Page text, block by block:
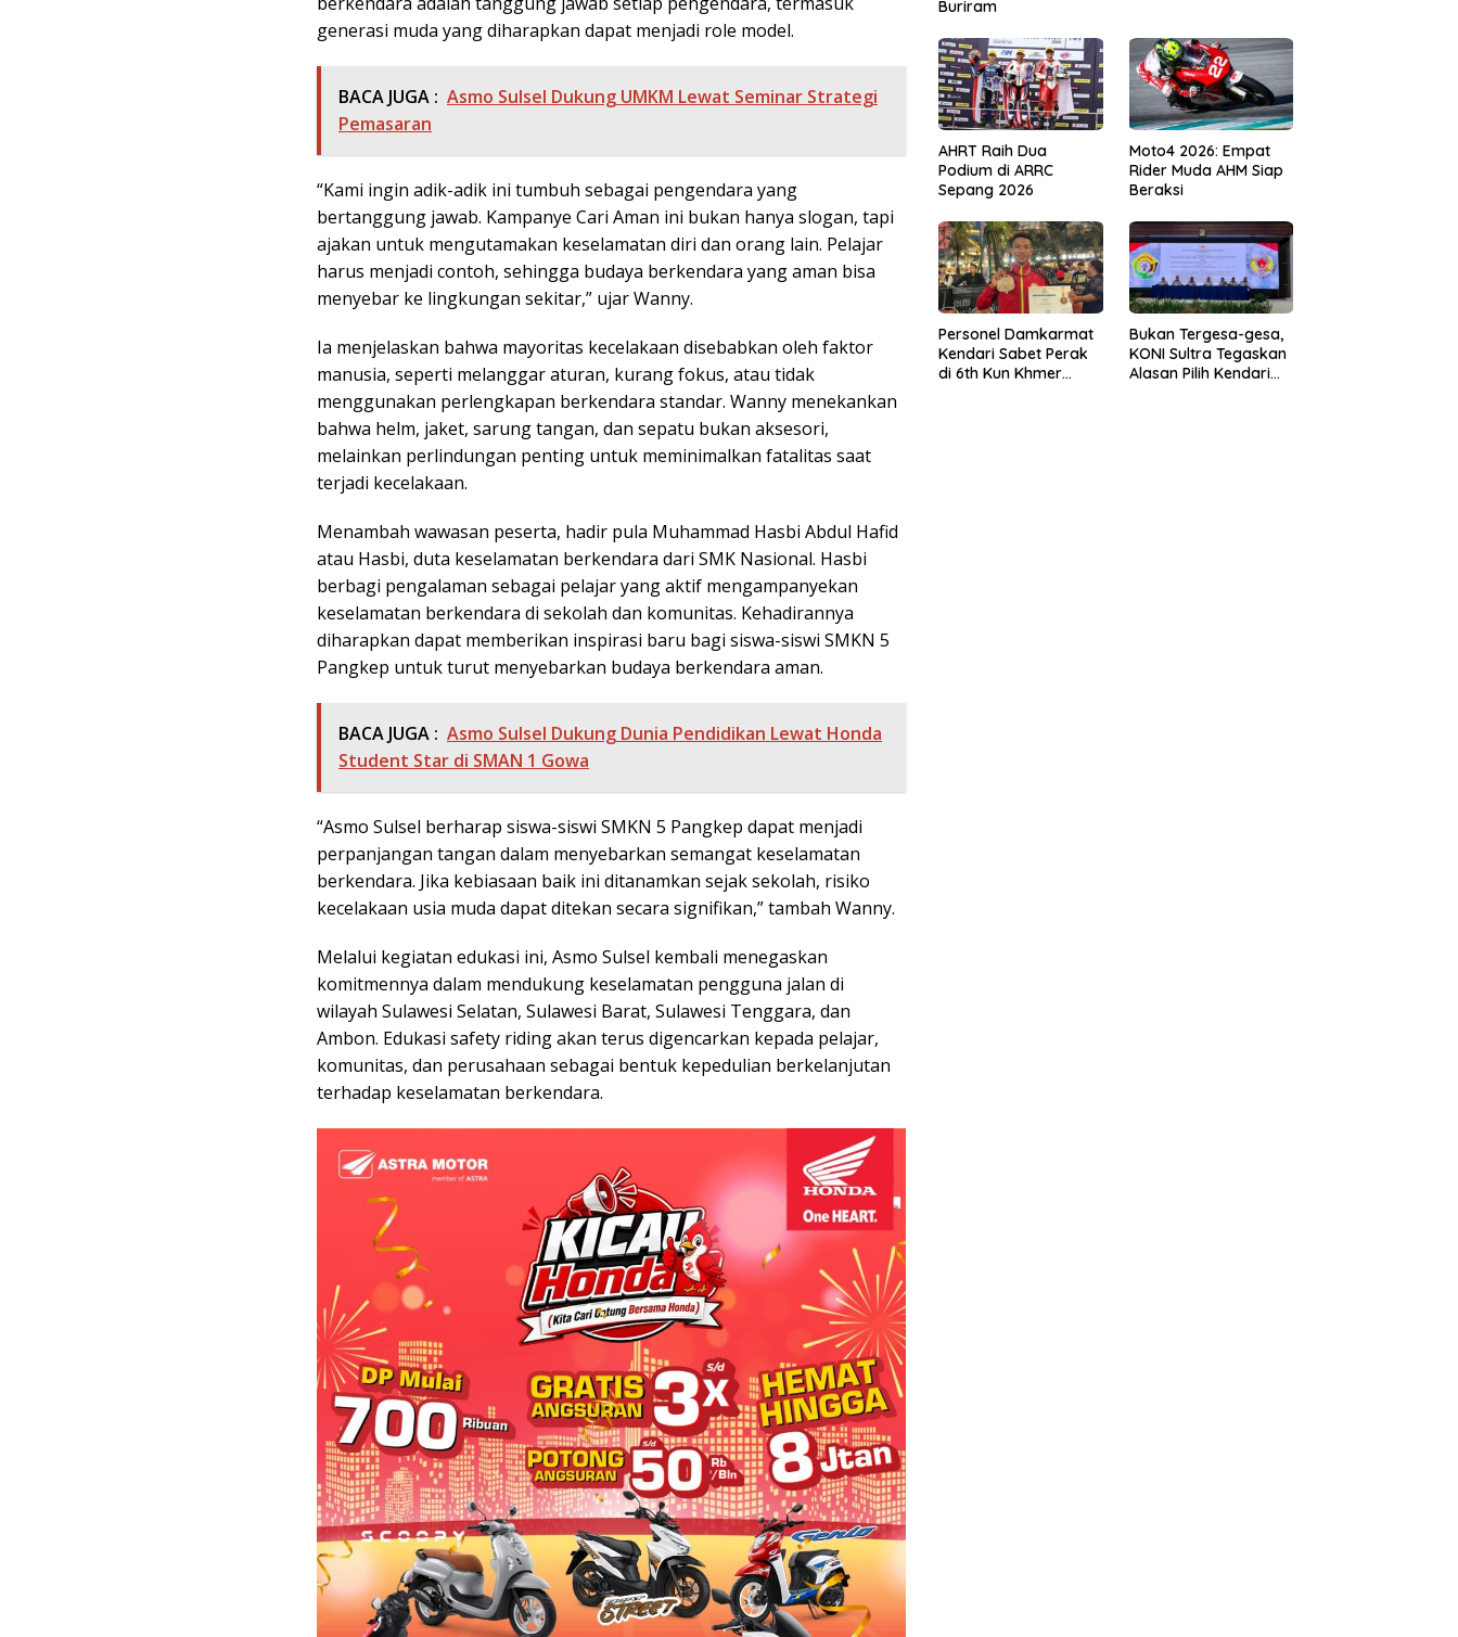
generasi muda yang diharapkan dapat menjadi role model.
BACA JUGA : Asmo Sulsel Dukung UMKM Lewat Seminar Strategi
Pemasaran
“Kami ingin adik-adik ini tumbuh sebagai pengendara yang
bertanggung jawab. Kampanye Cari Aman ini bukan hanya slogan, tapi
ajakan untuk mengutamakan keselamatan diri dan orang lain. Pelajar
harus menjadi contoh, sehingga budaya berkendara yang aman bisa
menyebar ke lingkungan sekitar,” ujar Wanny.
Ia menjelaskan bahwa mayoritas kecelakaan disebabkan oleh faktor
manusia, seperti melanggar aturan, kurang fokus, atau tidak
menggunakan perlengkapan berkendara standar. Wanny menekankan
bahwa helm, jaket, sarung tangan, dan sepatu bukan aksesori,
melainkan perlindungan penting untuk meminimalkan fatalitas saat
terjadi kecelakaan.
Menambah wawasan peserta, hadir pula Muhammad Hasbi Abdul Hafid
atau Hasbi, duta keselamatan berkendara dari SMK Nasional. Hasbi
berbagi pengalaman sebagai pelajar yang aktif mengampanyekan
keselamatan berkendara di sekolah dan komunitas. Kehadirannya
diharapkan dapat memberikan inspirasi baru bagi siswa-siswi SMKN 5
Pangkep untuk turut menyebarkan budaya berkendara aman.
BACA JUGA : Asmo Sulsel Dukung Dunia Pendidikan Lewat Honda
Student Star di SMAN 1 Gowa
“Asmo Sulsel berharap siswa-siswi SMKN 5 Pangkep dapat menjadi
perpanjangan tangan dalam menyebarkan semangat keselamatan
berkendara. Jika kebiasaan baik ini ditanamkan sejak sekolah, risiko
kecelakaan usia muda dapat ditekan secara signifikan,” tambah Wanny.
Melalui kegiatan edukasi ini, Asmo Sulsel kembali menegaskan
komitmennya dalam mendukung keselamatan pengguna jalan di
wilayah Sulawesi Selatan, Sulawesi Barat, Sulawesi Tenggara, dan
Ambon. Edukasi safety riding akan terus digencarkan kepada pelajar,
komunitas, dan perusahaan sebagai bentuk kepedulian berkelanjutan
terhadap keselamatan berkendara.
Buriram
AHRT Raih Dua
Podium di ARRC
Sepang 2026
Moto4 2026: Empat
Rider Muda AHM Siap
Beraksi
Personel Damkarmat
Kendari Sabet Perak
di 6th Kun Khmer
Bukan Tergesa-gesa,
KONI Sultra Tegaskan
Alasan Pilih Kendari